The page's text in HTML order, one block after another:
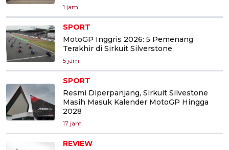
1 jam
SPORT
MotoGP Inggris 2026: 5 Pemenang
Terakhir di Sirkuit Silverstone
5 jam
SPORT
Resmi Diperpanjang, Sirkuit Silvestone
Masih Masuk Kalender MotoGP Hingga
2028
17 jam
REVIEW